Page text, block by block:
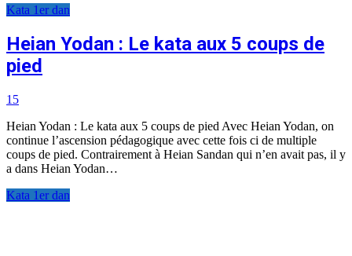
Kata 1er dan
Heian Yodan : Le kata aux 5 coups de
pied
15
Heian Yodan : Le kata aux 5 coups de pied Avec Heian Yodan, on
continue l’ascension pédagogique avec cette fois ci de multiple
coups de pied. Contrairement à Heian Sandan qui n’en avait pas, il y
a dans Heian Yodan…
Kata 1er dan